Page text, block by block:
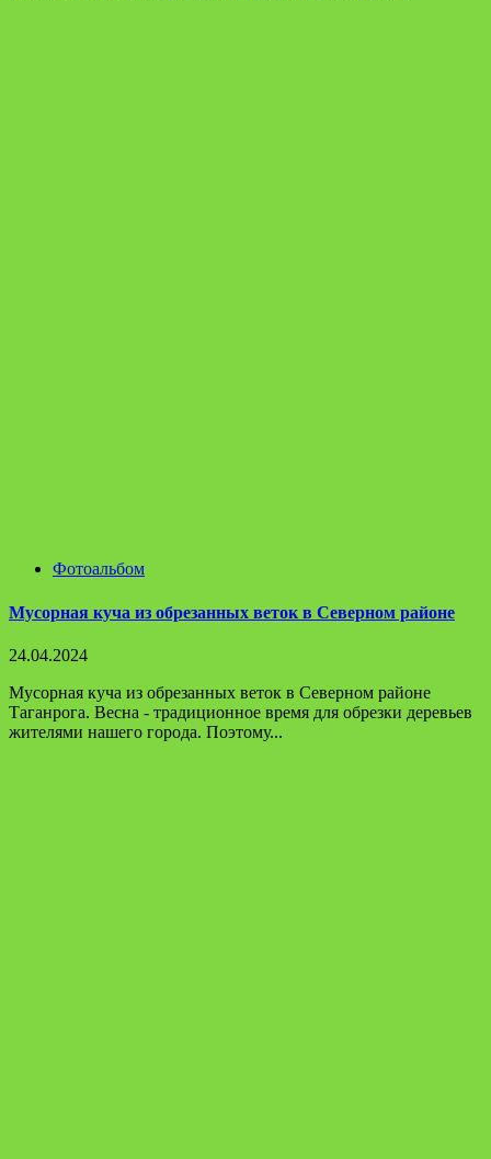
Фотоальбом
Мусорная куча из обрезанных веток в Северном районе
24.04.2024
Мусорная куча из обрезанных веток в Северном районе
Таганрога. Весна - традиционное время для обрезки деревьев
жителями нашего города. Поэтому...